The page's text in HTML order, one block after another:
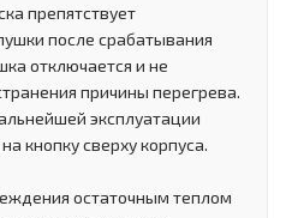
препятствует
после срабатывания
отключается и не
причины перегрева.
эксплуатации
кнопку сверху корпуса.
остаточным теплом